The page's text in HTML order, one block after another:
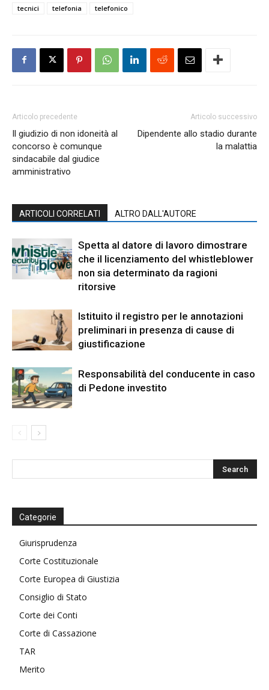
tecnici telefonia telefonico
Articolo precedente
Il giudizio di non idoneità al
concorso è comunque
sindacabile dal giudice
amministrativo
Articolo successivo
Dipendente allo stadio durante
la malattia
ARTICOLI CORRELATI ALTRO DALL'AUTORE
Spetta al datore di lavoro dimostrare
che il licenziamento del whistleblower
non sia determinato da ragioni
ritorsive
Istituito il registro per le annotazioni
preliminari in presenza di cause di
giustificazione
Responsabilità del conducente in caso
di Pedone investito
Categorie
Giurisprudenza
Corte Costituzionale
Corte Europea di Giustizia
Consiglio di Stato
Corte dei Conti
Corte di Cassazione
TAR
Merito